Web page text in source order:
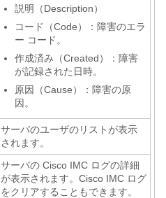
説明（Description）
コード（Code）：障害のエラ
ー コード。
作成済み（Created）：障害
が記録された日時。
原因（Cause）：障害の原
因。
サーバのユーザのリストが表示
されます。
サーバの Cisco IMC ログの詳細
が表示されます。Cisco IMC ログ
をクリアすることもできます。